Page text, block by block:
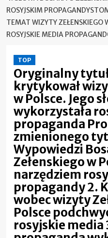
ROSYJSKIM
TEMAT WIZYTY ZEŁENSKIEGO
ROSYJSKIE MEDIA
TOP
Oryginalny
krytykował
w Polsce. Jego
wykorzystała
propaganda
zmienionego
Wypowiedzi
Zełenskiego w
narzędziem
propagandy 2.
wobec wizyty
Polsce
rosyjskie media